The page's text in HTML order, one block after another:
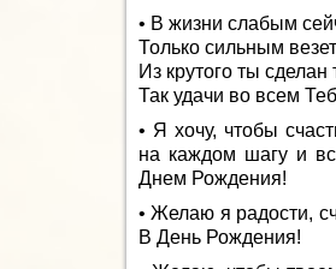
• В жизни слабым
Только сильным
Из крутого ты сделан
Так удачи во всем
• Я хочу, чтобы
на каждом шагу и
Днем Рождения!
• Желаю я радости,
В День Рождения!